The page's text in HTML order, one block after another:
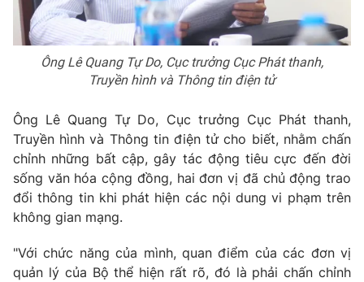
Cơ quan chủ quản:
Đài Truyền hình Việt Nam
Cơ quan báo chí:Thời báo VTV
Giấy phép hoạt động báo in và báo điện tử số 483/GP-BTTTT
cấp ngày 29/12/2023
Phó Tổng Biên tập: Nguyễn Thị Mỹ Hạnh, Phạm Quốc Thắng,
Nguyễn Trọng Ninh
Tổng đài VTV: 024.38 355 931 - 024.38 355 932
Ðiện thoại Thời báo VTV:024.66 897 897
Email:
toasoan@vtv.vn
Ông Lê Quang Tự Do, Cục trưởng Cục Phát thanh,
Truyền hình và Thông tin điện tử
Ông Lê Quang Tự Do, Cục trưởng Cục Phát thanh,
Truyền hình và Thông tin điện tử cho biết, nhằm chấn
chỉnh những bất cập, gây tác động tiêu cực đến đời
sống văn hóa cộng đồng, hai đơn vị đã chủ động trao
đổi thông tin khi phát hiện các nội dung vi phạm trên
không gian mạng.
"Với chức năng của mình, quan điểm của các đơn vị
quản lý của Bộ thể hiện rất rõ, đó là phải chấn chỉnh